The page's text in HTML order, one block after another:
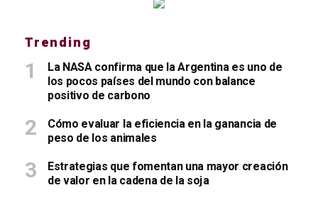
Trending
La NASA confirma que la Argentina es uno de
los pocos países del mundo con balance
positivo de carbono
Cómo evaluar la eficiencia en la ganancia de
peso de los animales
Estrategias que fomentan una mayor creación
de valor en la cadena de la soja